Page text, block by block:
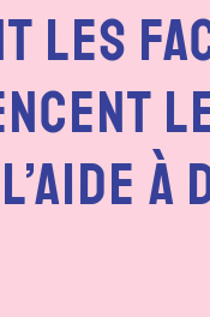
Les
À